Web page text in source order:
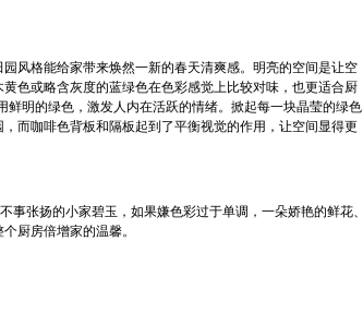
格能给家带来焕然一新的春天清爽感。明亮的空间是让空
色或略含灰度的蓝绿色在色彩感觉上比较对味，也更适合厨
鲜明的绿色，激发人内在活跃的情绪。掀起每一块晶莹的绿色
而咖啡色背板和隔板起到了平衡视觉的作用，让空间显得更
张扬的小家碧玉，如果嫌色彩过于单调，一朵娇艳的鲜花、
厨房倍增家的温馨。